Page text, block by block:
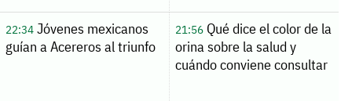
22:34Jóvenes mexicanos
guían a Acereros al triunfo
21:56Qué dice el color de la
orina sobre la salud y
cuándo conviene consultar